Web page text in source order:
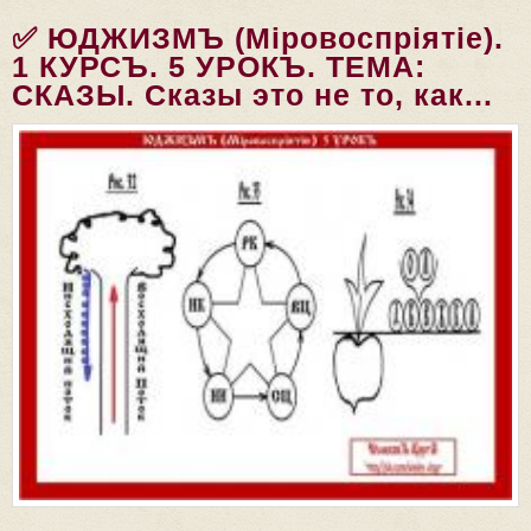
✅ ЮДЖИЗМЪ (Мiровоспрiятiе).
1 КУРСЪ. 5 УРОКЪ. ТЕМА:
СКАЗЫ. Сказы это не то, как...